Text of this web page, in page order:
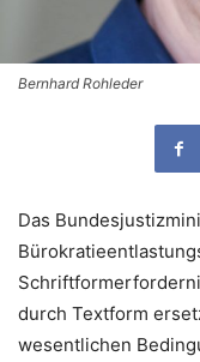
Bernhard Rohleder
Das
durch Textform
wesentlichen